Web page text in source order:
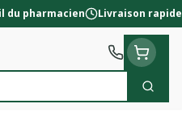
du pharmacien Livraison rapide